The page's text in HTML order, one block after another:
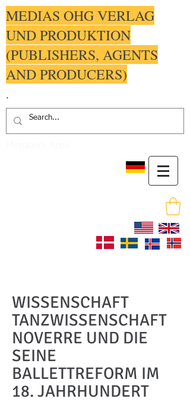
MEDIAS OHG VERLAG
UND PRODUKTION
(PUBLISHERS, AGENTS
AND PRODUCERS)
.
WISSENSCHAFT
TANZWISSENSCHAFT
NOVERRE UND DIE
SEINE
BALLETTREFORM IM
18. JAHRHUNDERT